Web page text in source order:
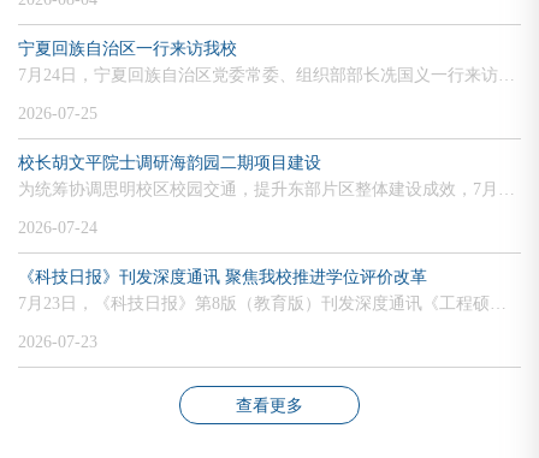
宁夏回族自治区一行来访我校
2026-07-25
校长胡文平院士调研海韵园二期项目建设
2026-07-24
《科技日报》刊发深度通讯 聚焦我校推进学位评价改革
2026-07-23
查看更多